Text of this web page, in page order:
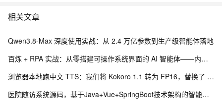
相关文章
Qwen3.8-Max 深度使用实战：从 2.4 万亿参数到生产级智能体落地
百炼 + RPA 实战：从零搭建可操作系统界面的 AI 智能体——内网离线部署与 EXE 打包分发完整方案
浏览器本地跑中文 TTS：我们将 Kokoro 1.1 转为 FP16，替换了 Piper 中文配音
医院随访系统源码，基于Java+Vue+SpringBoot技术架构的智能化管理平台